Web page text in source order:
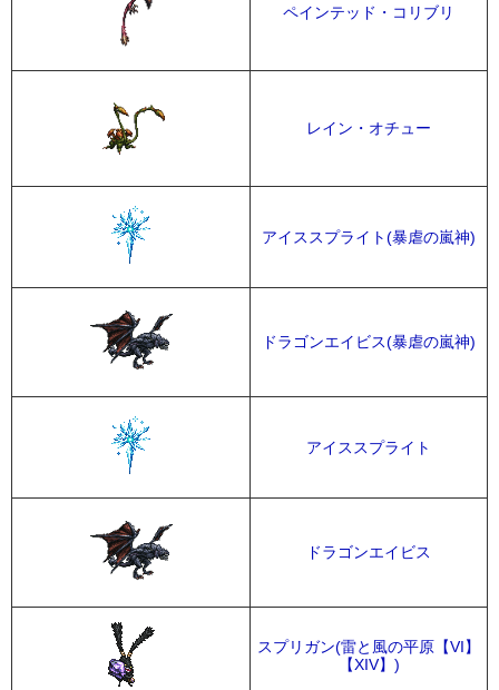
ペインテッド・コリブリ
レイン・オチュー
アイススプライト(暴虐の嵐神)
ドラゴンエイビス(暴虐の嵐神)
アイススプライト
ドラゴンエイビス
スプリガン(雷と風の平原【VI】
【XIV】)